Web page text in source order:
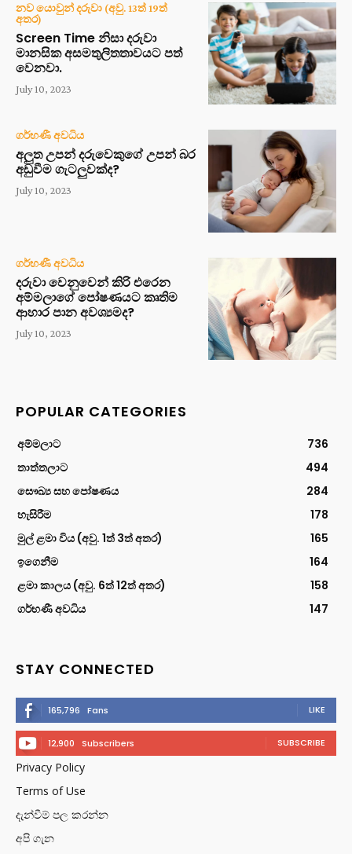
නව යොවුන් දරුවා (අවු. 13ත් 19ත්
අතර)
Screen Time නිසා දරුවා
මානසික අසමතුලිතතාවයට පත්
වෙනවා.
July 10, 2023
ගර්භණී අවධිය
අලුත උපන් දරුවෙකුගේ උපන් බර
අඩුවීම ගැටලුවක්ද?
July 10, 2023
ගර්භණී අවධිය
දරුවා වෙනුවෙන් කිරි එරෙන
අම්මලාගේ පෝෂණයට කෘතිම
ආහාර පාන අවශ්‍යමද?
July 10, 2023
POPULAR CATEGORIES
අම්මලාට
736
තාත්තලාට
494
සෞඛ්‍ය සහ පෝෂණය
284
හැසිරීම
178
මුල් ළමා විය (අවු. 1ත් 3ත් අතර)
165
ඉගෙනීම
164
ළමා කාලය (අවු. 6ත් 12ත් අතර)
158
ගර්භණී අවධිය
147
STAY CONNECTED
165,796 Fans LIKE
12,900 Subscribers SUBSCRIBE
Privacy Policy
Terms of Use
දැන්වීම් පල කරන්න
අපි ගැන